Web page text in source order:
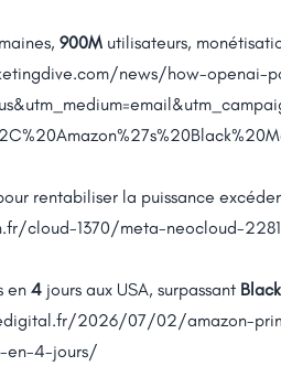
900M utilisateurs,
news/how-openai-
rentabiliser la puissance
cloud-1370/meta-neocloud-
en 4 jours aux USA, surpassant
2026/07/02/amazon-
en-4-jours/